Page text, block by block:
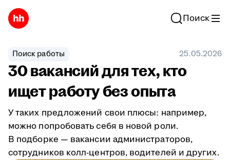
Поиск
Поиск работы 25.05.2026
30 вакансий для тех, кто
ищет работу без опыта
У таких предложений свои плюсы: например,
можно попробовать себя в новой роли.
В подборке — вакансии администраторов,
сотрудников колл-центров, водителей и других.